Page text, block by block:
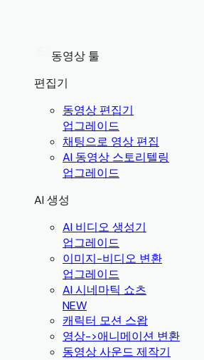
동영상 툴
편집기
동영상 편집기
업그레이드
채팅으로 영상 편집
AI 동영상 스토리텔링
업그레이드
AI 생성
AI 비디오 생성기
업그레이드
이미지-비디오 변환
업그레이드
AI 시네마틱 쇼츠
NEW
캐릭터 모션 스왑
영상->애니메이션 변환
동영상 사운드 제작기